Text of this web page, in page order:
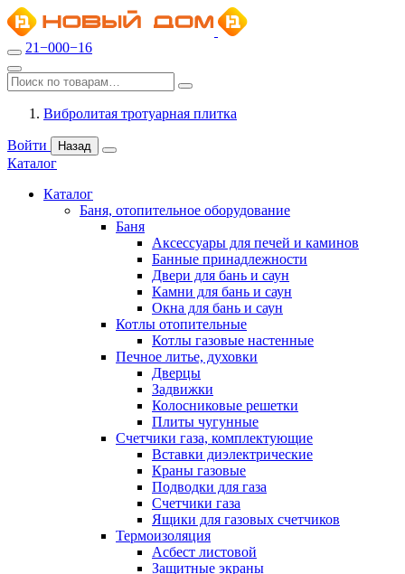
21−000−16
Вибролитая тротуарная плитка
Войти Назад
Каталог
Каталог
Баня, отопительное оборудование
Баня
Аксессуары для печей и каминов
Банные принадлежности
Двери для бань и саун
Камни для бань и саун
Окна для бань и саун
Котлы отопительные
Котлы газовые настенные
Печное литье, духовки
Дверцы
Задвижки
Колосниковые решетки
Плиты чугунные
Счетчики газа, комплектующие
Вставки диэлектрические
Краны газовые
Подводки для газа
Счетчики газа
Ящики для газовых счетчиков
Термоизоляция
Асбест листовой
Защитные экраны